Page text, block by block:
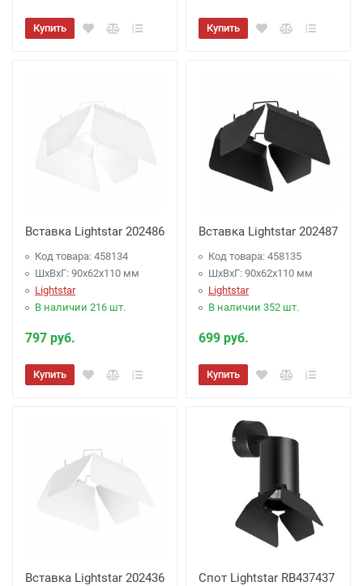
Купить Купить
Вставка Lightstar 202486
Код товара: 458134
ШхВхГ: 90x62x110 мм
Lightstar
В наличии 216 шт.
797 руб.
Купить
Вставка Lightstar 202487
Код товара: 458135
ШхВхГ: 90x62x110 мм
Lightstar
В наличии 352 шт.
699 руб.
Купить
Вставка Lightstar 202436 Спот Lightstar RB437437